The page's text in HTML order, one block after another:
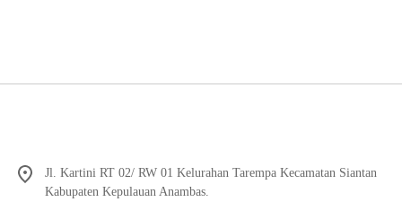
Jl. Kartini RT 02/ RW 01 Kelurahan Tarempa Kecamatan Siantan
Kabupaten Kepulauan Anambas.